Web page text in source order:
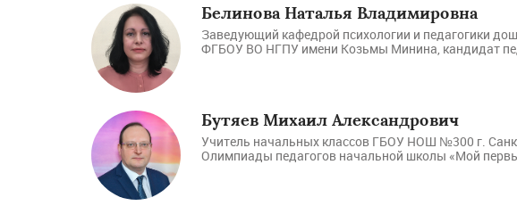
Белинова Наталья Владимировна
Заведующий кафедрой психологии и педагогики
ФГБОУ ВО НГПУ имени Козьмы Минина, кандидат
Бутяев Михаил Александрович
Учитель начальных классов ГБОУ НОШ №300 г.
Олимпиады педагогов начальной школы «Мой